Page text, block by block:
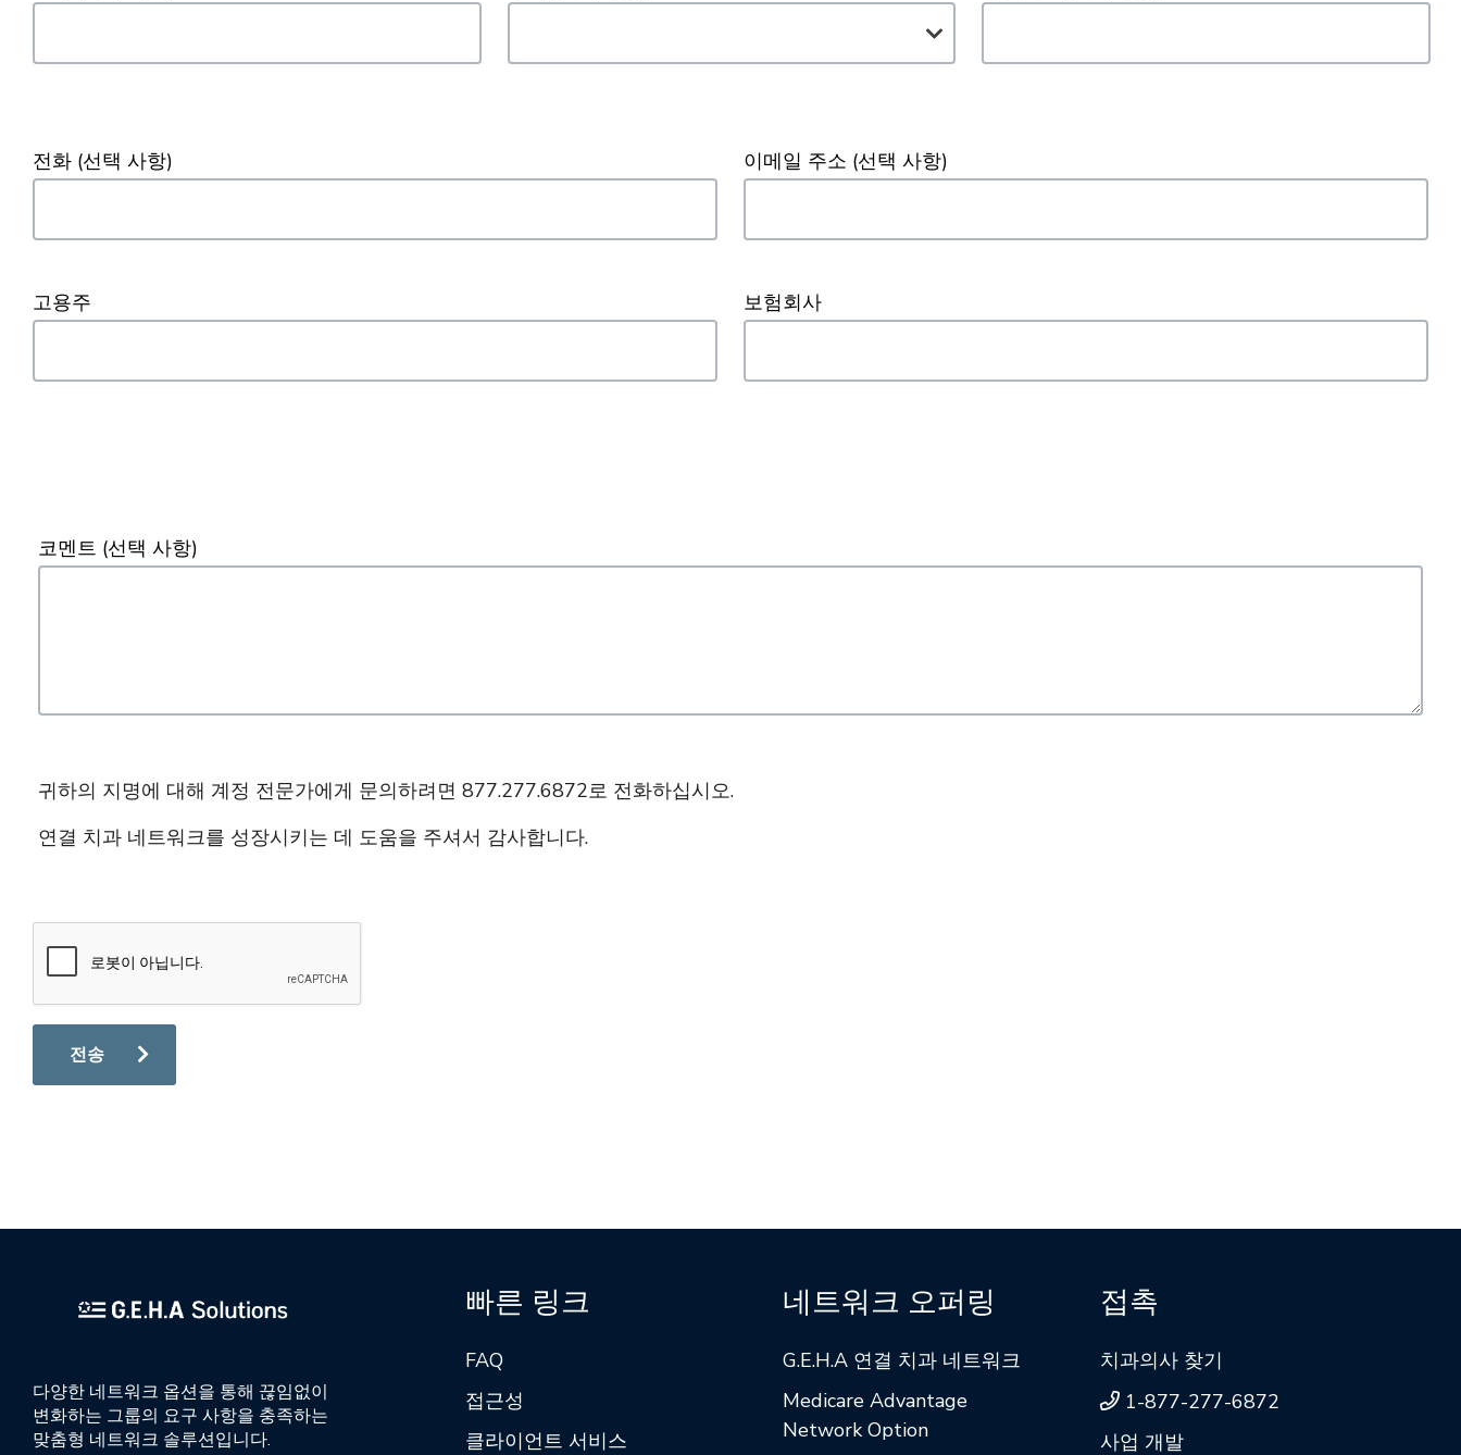
전화 (선택 사항) 이메일 주소 (선택 사항)
고용주 보험회사
코멘트 (선택 사항)
귀하의 지명에 대해 계정 전문가에게 문의하려면 877.277.6872로 전화하십시오.
연결 치과 네트워크를 성장시키는 데 도움을 주셔서 감사합니다.
다양한 네트워크 옵션을 통해 끊임없이
변화하는 그룹의 요구 사항을 충족하는
맞춤형 네트워크 솔루션입니다.
빠른 링크
FAQ
접근성
클라이언트 서비스
네트워크 오퍼링
G.E.H.A 연결 치과 네트워크
Medicare Advantage
Network Option
접촉
치과의사 찾기
1-877-277-6872
사업 개발